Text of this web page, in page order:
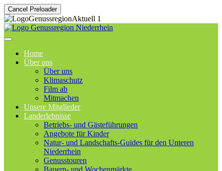
Cancel Preloader
Home
Über uns
Über uns
Klimaschutz
Film ab
Mitmachen
Unsere Mitglieder
Landerlebnisse
Betriebs- und Gästeführungen
Angebote für Kinder
Natur- und Landschafts-Guides für den Unteren
Niederrhein
Genusstouren
Bauern- und Wochenmärkte